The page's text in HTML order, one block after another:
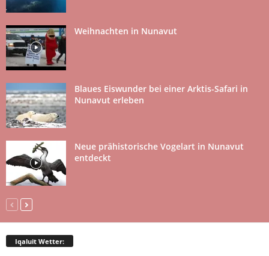
Weihnachten in Nunavut
Blaues Eiswunder bei einer Arktis-Safari in
Nunavut erleben
Neue prähistorische Vogelart in Nunavut
entdeckt
Iqaluit Wetter: